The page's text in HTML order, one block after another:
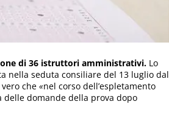
di 36 istruttori amministrativi. Lo
nella seduta consiliare del 13 luglio dal
che «nel corso dell’espletamento
delle domande della prova dopo